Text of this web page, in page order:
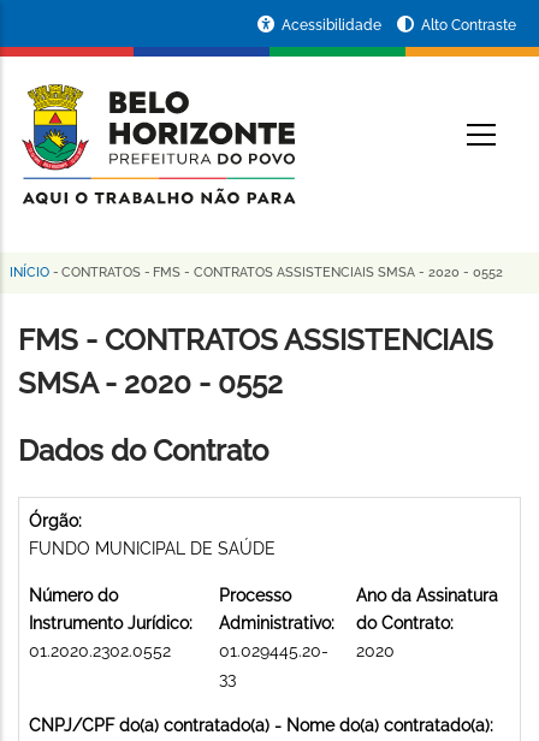
conteúdo
principal
da
Prefeitura
de
Horizonte
Acessibilidade Alto Contraste
Trilha
de
navegação
INÍCIO - CONTRATOS - FMS - CONTRATOS ASSISTENCIAIS SMSA - 2020 - 0552
FMS - CONTRATOS ASSISTENCIAIS
SMSA - 2020 - 0552
Dados do Contrato
Órgão:
FUNDO MUNICIPAL DE SAÚDE
Número do
Instrumento Jurídico:
01.2020.2302.0552
Processo
Administrativo:
01.029445.20-
33
Ano da Assinatura
do Contrato:
2020
CNPJ/CPF do(a) contratado(a) - Nome do(a) contratado(a):